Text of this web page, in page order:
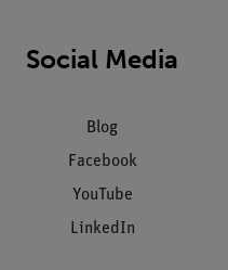
Social Media
Blog
Facebook
YouTube
LinkedIn